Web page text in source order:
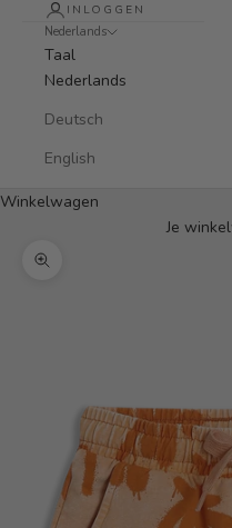
INLOGGEN
Nederlands
Taal
Nederlands
Deutsch
English
Winkelwagen
Je
In-/uitzoomen